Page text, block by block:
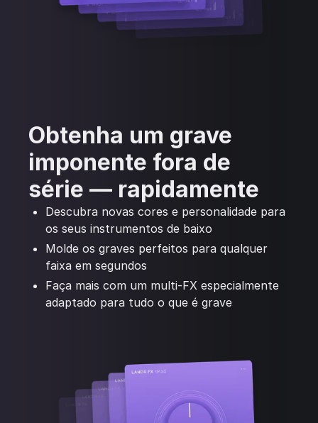
Obtenha um grave
imponente fora de
série — rapidamente
Descubra novas cores e personalidade para
os seus instrumentos de baixo
Molde os graves perfeitos para qualquer
faixa em segundos
Faça mais com um multi-FX especialmente
adaptado para tudo o que é grave